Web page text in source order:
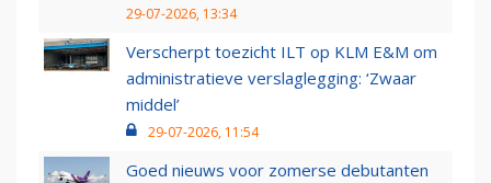
29-07-2026, 13:34
Verscherpt toezicht ILT op KLM E&M om
administratieve verslaglegging: ‘Zwaar
middel’
29-07-2026, 11:54
Goed nieuws voor zomerse debutanten